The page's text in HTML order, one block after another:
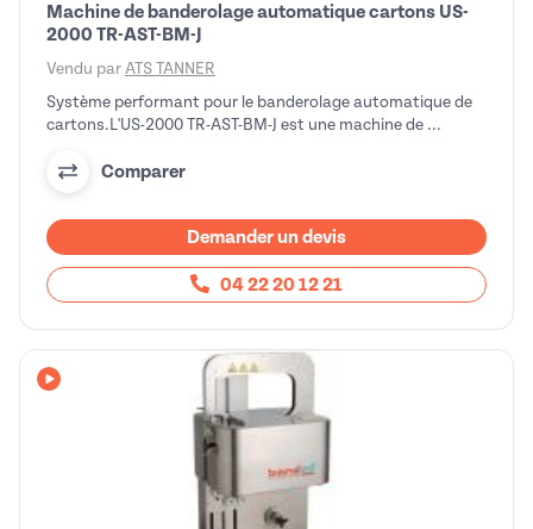
Machine de banderolage automatique cartons US-
2000 TR-AST-BM-J
Vendu par ATS TANNER
Système performant pour le banderolage automatique de
cartons.L'US-2000 TR-AST-BM-J est une machine de ...
Comparer
Demander un devis
04 22 20 12 21
Avec vidéo